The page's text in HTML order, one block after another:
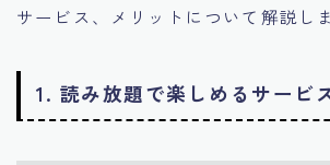
サービス、メリットについて解説しま
1. 読み放題で楽しめるサービ